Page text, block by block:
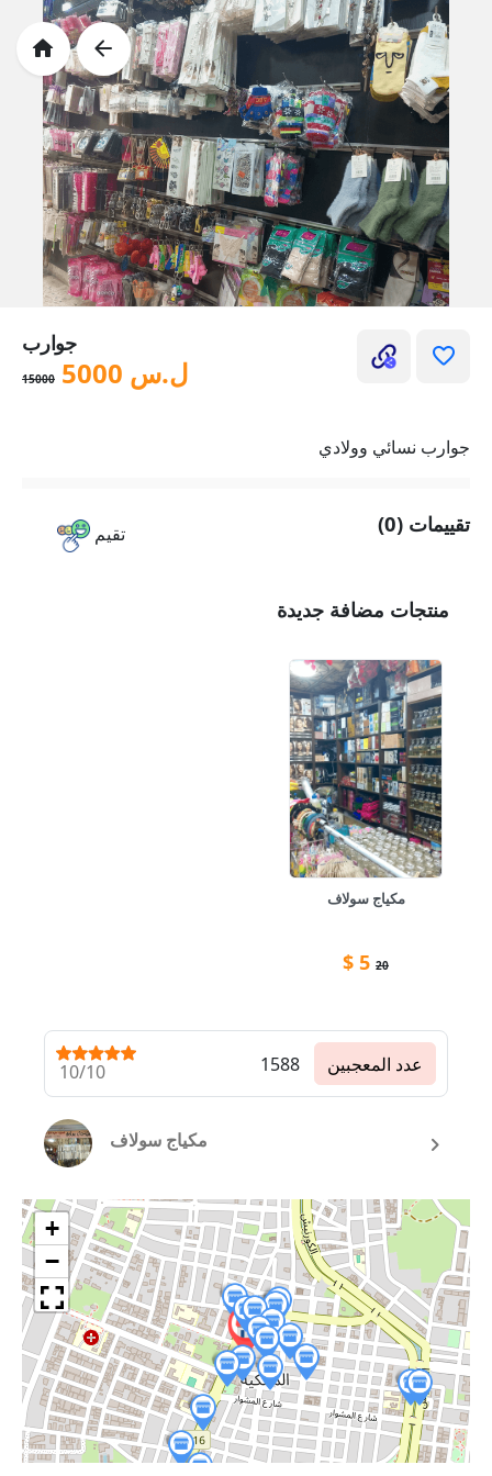
جوارب
ل.س 5000
15000
جوارب نسائي وولادي
تقيم تقييمات (0)
منتجات مضافة جديدة
مكياج سولاف
20
5
$
10/10 1588 عدد المعجبين
مكياج سولاف
+
−